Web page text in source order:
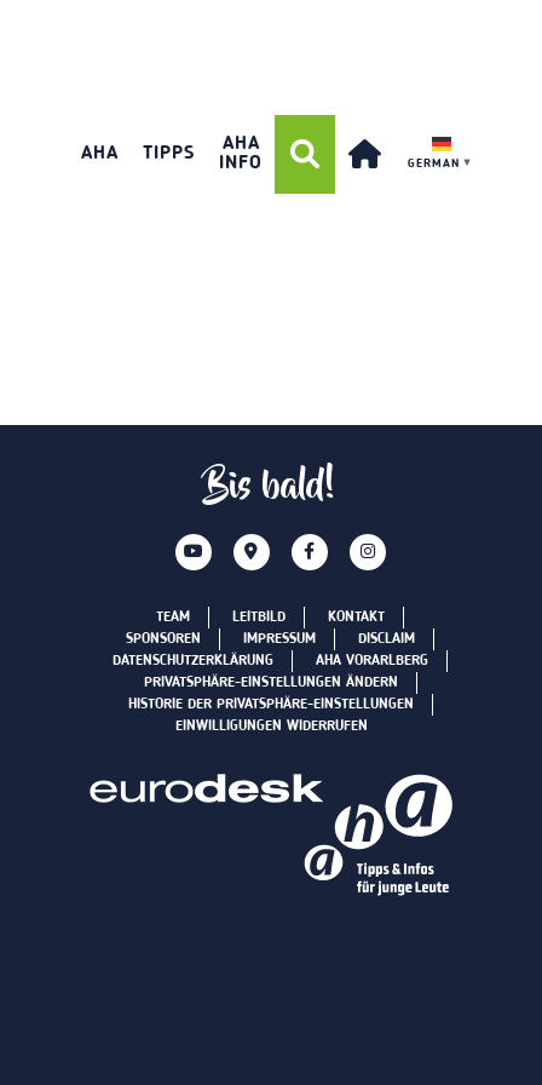
AHA TIPPS
AHA
INFO
GERMAN ▼
Bis bald!
TEAM LEITBILD
KONTAKT
SPONSOREN
IMPRESSUM
DISCLAIM
DATENSCHUTZERKLÄRUNG
AHA VORARLBERG
PRIVATSPHÄRE-EINSTELLUNGEN ÄNDERN
HISTORIE DER PRIVATSPHÄRE-EINSTELLUNGEN
EINWILLIGUNGEN WIDERRUFEN